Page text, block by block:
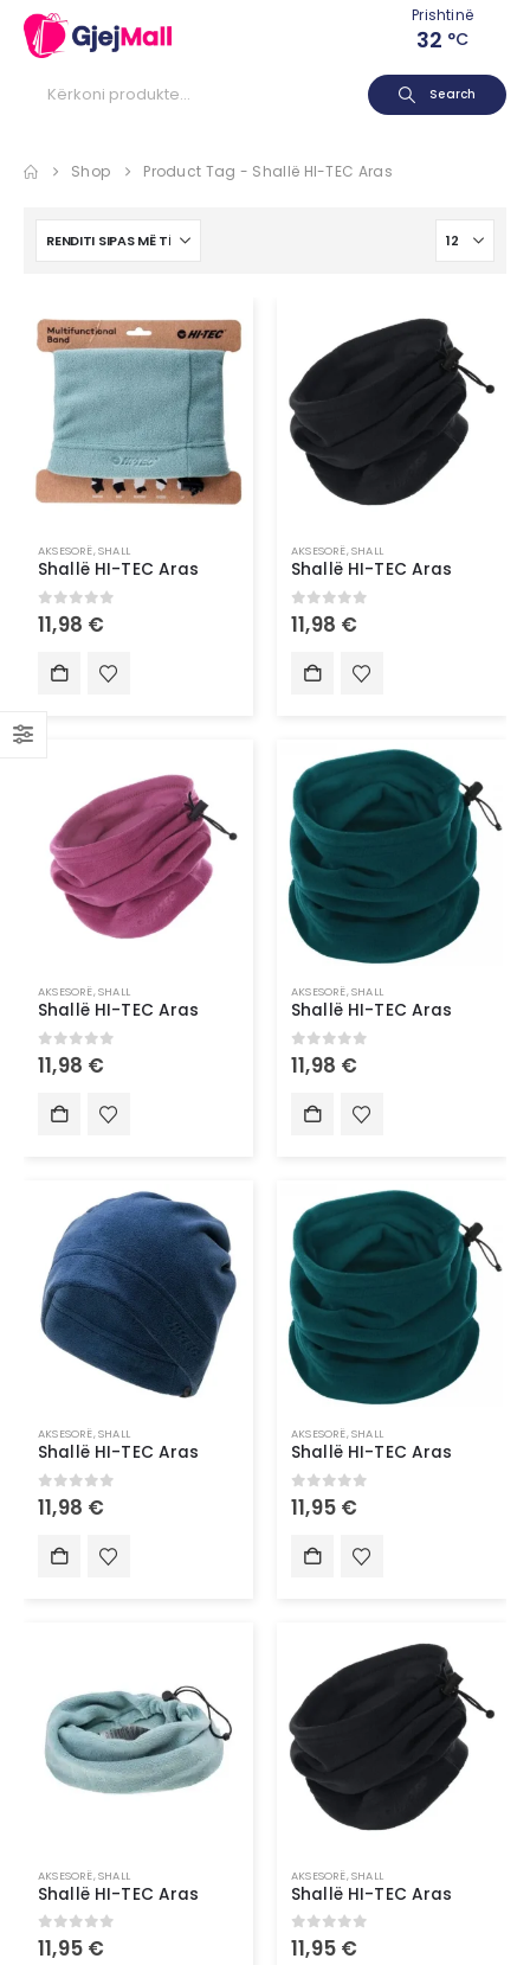
Prishtinë
32 °C
Search
Shop Product Tag - Shallë HI-TEC Aras
AKSESORË,SHALL
Shallë HI-TEC Aras
0out of 5
11,98 €
AKSESORË,SHALL
Shallë HI-TEC Aras
0out of 5
11,98 €
AKSESORË,SHALL
Shallë HI-TEC Aras
0out of 5
11,98 €
AKSESORË,SHALL
Shallë HI-TEC Aras
0out of 5
11,98 €
AKSESORË,SHALL
Shallë HI-TEC Aras
0out of 5
11,98 €
AKSESORË,SHALL
Shallë HI-TEC Aras
0out of 5
11,95 €
AKSESORË,SHALL
Shallë HI-TEC Aras
0out of 5
11,95 €
AKSESORË,SHALL
Shallë HI-TEC Aras
0out of 5
11,95 €